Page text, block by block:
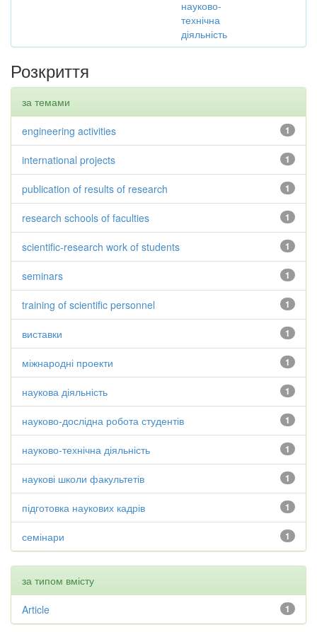
науково-
технічна
діяльність
Розкриття
за темами
1
engineering activities
1
international projects
1
publication of results of research
1
research schools of faculties
1
scientific-research work of students
1
seminars
1
training of scientific personnel
1
виставки
1
міжнародні проекти
1
наукова діяльність
1
науково-дослідна робота студентів
1
науково-технічна діяльність
1
наукові школи факультетів
1
підготовка наукових кадрів
1
семінари
за типом вмісту
1
Article